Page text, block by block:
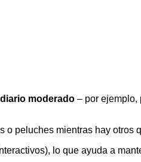
moderado – por ejemplo,
peluches mientras hay otros
lo que ayuda a